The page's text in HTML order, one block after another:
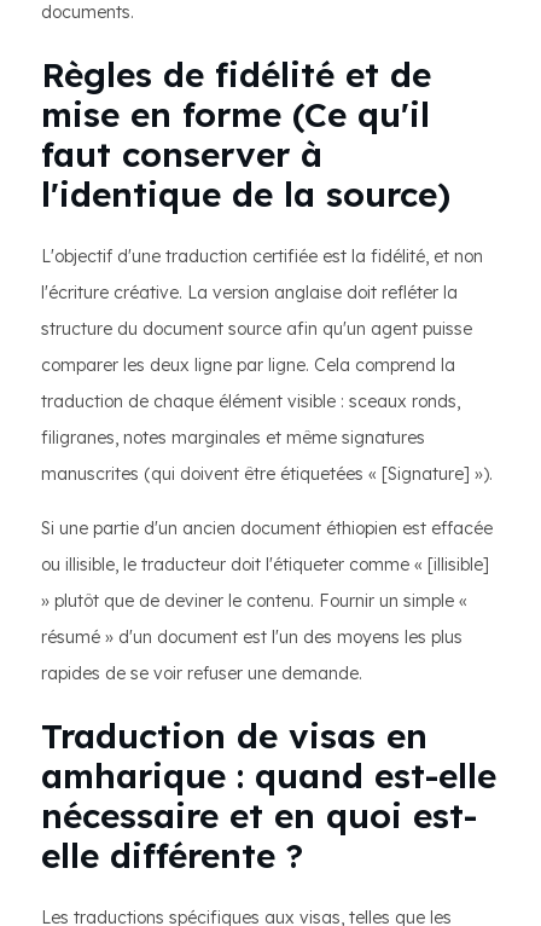
documents.
Règles de fidélité et de
mise en forme (Ce qu'il
faut conserver à
l'identique de la source)
L'objectif d'une traduction certifiée est la fidélité, et non
l'écriture créative. La version anglaise doit refléter la
structure du document source afin qu'un agent puisse
comparer les deux ligne par ligne. Cela comprend la
traduction de chaque élément visible : sceaux ronds,
filigranes, notes marginales et même signatures
manuscrites (qui doivent être étiquetées « [Signature] »).
Si une partie d'un ancien document éthiopien est effacée
ou illisible, le traducteur doit l'étiqueter comme « [illisible]
» plutôt que de deviner le contenu. Fournir un simple «
résumé » d'un document est l'un des moyens les plus
rapides de se voir refuser une demande.
Traduction de visas en
amharique : quand est-elle
nécessaire et en quoi est-
elle différente ?
Les traductions spécifiques aux visas, telles que les